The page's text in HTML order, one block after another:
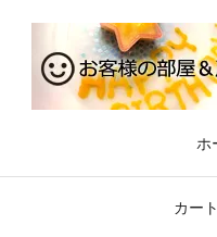
ホ
カー